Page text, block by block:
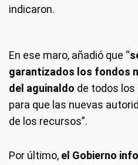
indicaron.
En ese maro, añadió que “
garantizados los fondos
del aguinaldo de todos
para que las nuevas
de los recursos”.
Por último, el Gobierno